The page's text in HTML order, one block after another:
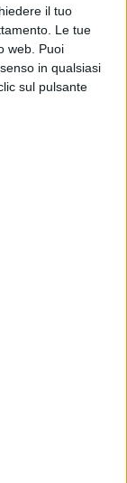
il tuo
Le tue
web. Puoi
in qualsiasi
sul pulsante
dato
una